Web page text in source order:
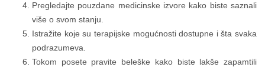
Pregledajte pouzdane medicinske izvore kako biste saznali
više o svom stanju.
Istražite koje su terapijske mogućnosti dostupne i šta svaka
podrazumeva.
Tokom posete pravite beleške kako biste lakše zapamtili